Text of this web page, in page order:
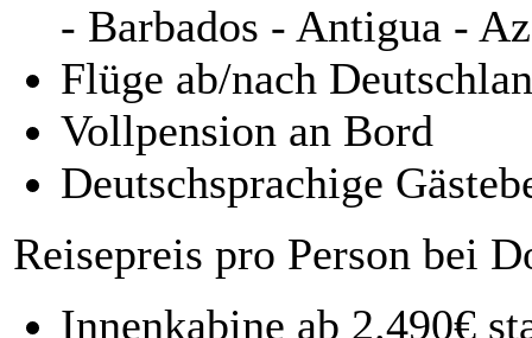
- Barbados - Antigua -
Flüge ab/nach
Vollpension an Bord
Deutschsprachige
Reisepreis pro Person bei
Innenkabine ab 2.490€